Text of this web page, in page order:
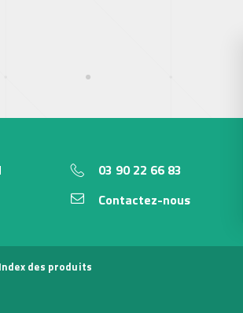
03 90 22 66 83
Contactez-nous
Index des produits